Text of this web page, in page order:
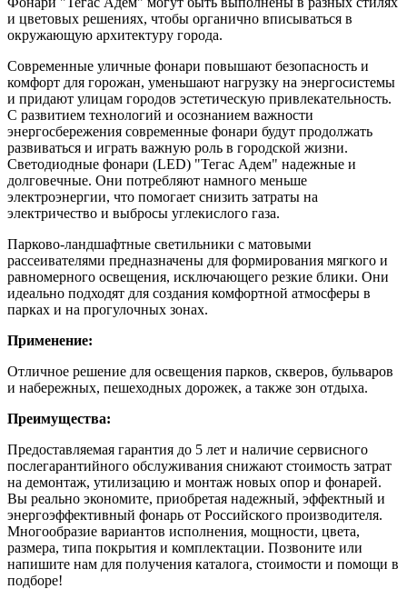
и цветовых решениях, чтобы органично вписываться в
окружающую архитектуру города.
Современные уличные фонари повышают безопасность и
комфорт для горожан, уменьшают нагрузку на энергосистемы
и придают улицам городов эстетическую привлекательность.
С развитием технологий и осознанием важности
энергосбережения современные фонари будут продолжать
развиваться и играть важную роль в городской жизни.
Светодиодные фонари (LЕD) "Тегас Адем" надежные и
долговечные. Они потребляют намного меньше
электроэнергии, что помогает снизить затраты на
электричество и выбросы углекислого газа.
Парково-ландшафтные светильники с матовыми
рассеивателями предназначены для формирования мягкого и
равномерного освещения, исключающего резкие блики. Они
идеально подходят для создания комфортной атмосферы в
парках и на прогулочных зонах.
Применение:
Отличное решение для освещения парков, скверов, бульваров
и набережных, пешеходных дорожек, а также зон отдыха.
Преимущества:
Предоставляемая гарантия до 5 лет и наличие сервисного
послегарантийного обслуживания снижают стоимость затрат
на демонтаж, утилизацию и монтаж новых опор и фонарей.
Вы реально экономите, приобретая надежный, эффектный и
энергоэффективный фонарь от Российского производителя.
Многообразие вариантов исполнения, мощности, цвета,
размера, типа покрытия и комплектации. Позвоните или
напишите нам для получения каталога, стоимости и помощи в
подборе!